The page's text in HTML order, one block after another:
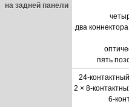
на задней панели
два
пять
24-
2 × 8-
6-